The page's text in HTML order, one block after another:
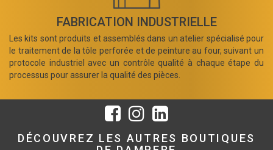
FABRICATION INDUSTRIELLE
Les kits sont produits et assemblés dans un atelier spécialisé pour
le traitement de la tôle perforée et de peinture au four, suivant un
protocole industriel avec un contrôle qualité à chaque étape du
processus pour assurer la qualité des pièces.
DÉCOUVREZ LES AUTRES BOUTIQUES